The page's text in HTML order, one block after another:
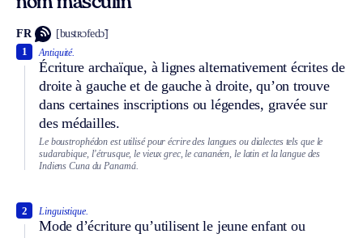
nom masculin
FR [bustʀɔfedɔ̃]
Antiquité.
Écriture archaïque, à lignes alternativement écrites de
droite à gauche et de gauche à droite, qu’on trouve
dans certaines inscriptions ou légendes, gravée sur
des médailles.
1
Le boustrophédon est utilisé pour écrire des langues ou dialectes tels que le
sudarabique, l’étrusque, le vieux grec, le cananéen, le latin et la langue des
Indiens Cuna du Panamá.
Linguistique.
Mode d’écriture qu’utilisent le jeune enfant ou
2